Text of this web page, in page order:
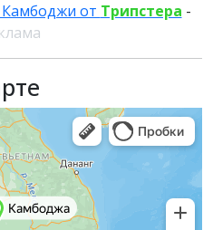
Камбоджи от Трипстера -